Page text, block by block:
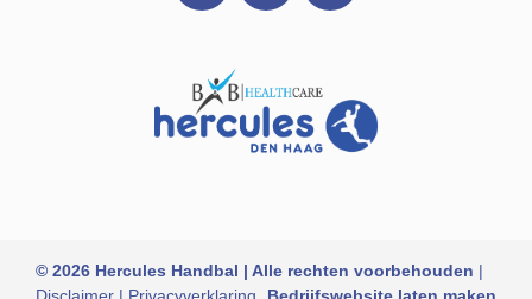
© 2026 Hercules Handbal | Alle rechten voorbehouden |